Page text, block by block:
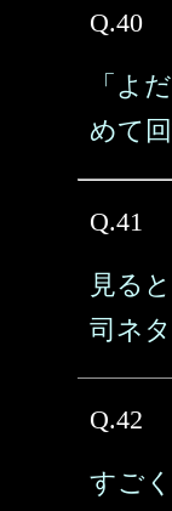
Q.40
「よ
めて
Q.41
見る
司ネ
Q.42
すご